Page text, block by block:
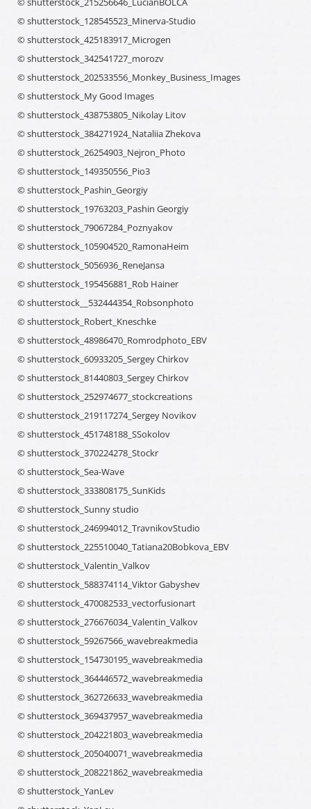
© shutterstock_128545523_Minerva-Studio
© shutterstock_425183917_Microgen
© shutterstock_342541727_morozv
© shutterstock_202533556_Monkey_Business_Images
© shutterstock_My Good Images
© shutterstock_438753805_Nikolay Litov
© shutterstock_384271924_Nataliia Zhekova
© shutterstock_26254903_Nejron_Photo
© shutterstock_149350556_Pio3
© shutterstock_Pashin_Georgiy
© shutterstock_19763203_Pashin Georgiy
© shutterstock_79067284_Poznyakov
© shutterstock_105904520_RamonaHeim
© shutterstock_5056936_ReneJansa
© shutterstock_195456881_Rob Hainer
© shutterstock__532444354_Robsonphoto
© shutterstock_Robert_Kneschke
© shutterstock_48986470_Romrodphoto_EBV
© shutterstock_60933205_Sergey Chirkov
© shutterstock_81440803_Sergey Chirkov
© shutterstock_252974677_stockcreations
© shutterstock_219117274_Sergey Novikov
© shutterstock_451748188_SSokolov
© shutterstock_370224278_Stockr
© shutterstock_Sea-Wave
© shutterstock_333808175_SunKids
© shutterstock_Sunny studio
© shutterstock_246994012_TravnikovStudio
© shutterstock_225510040_Tatiana20Bobkova_EBV
© shutterstock_Valentin_Valkov
© shutterstock_588374114_Viktor Gabyshev
© shutterstock_470082533_vectorfusionart
© shutterstock_276676034_Valentin_Valkov
© shutterstock_59267566_wavebreakmedia
© shutterstock_154730195_wavebreakmedia
© shutterstock_364446572_wavebreakmedia
© shutterstock_362726633_wavebreakmedia
© shutterstock_369437957_wavebreakmedia
© shutterstock_204221803_wavebreakmedia
© shutterstock_205040071_wavebreakmedia
© shutterstock_208221862_wavebreakmedia
© shutterstock_YanLev